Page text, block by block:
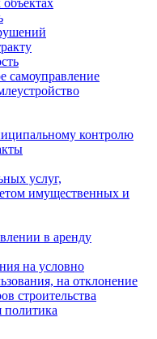
самоуправление
контролю
услуг,
имущественных и
в аренду
на условно
на отклонение
строительства
политика